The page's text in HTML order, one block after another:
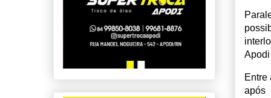
Entre
após